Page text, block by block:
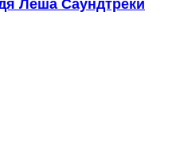
Лёша Саундтреки